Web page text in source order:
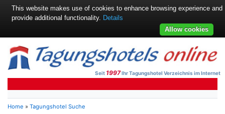
Seit 1997Ihr Tagungshotel Verzeichnis im Internet
Home » Tagungshotel Suche
This website makes use of cookies to enhance browsing experience and
provide additional functionality. Details
Allow cookies